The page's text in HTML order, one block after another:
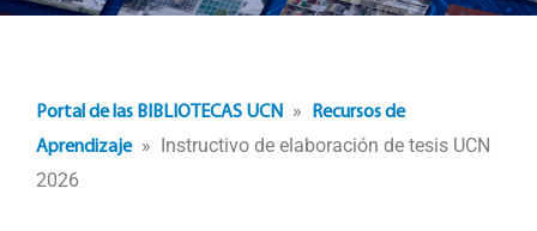
Portal de las BIBLIOTECAS UCN »
Recursos de
Aprendizaje» Instructivo de elaboración de tesis UCN
2026